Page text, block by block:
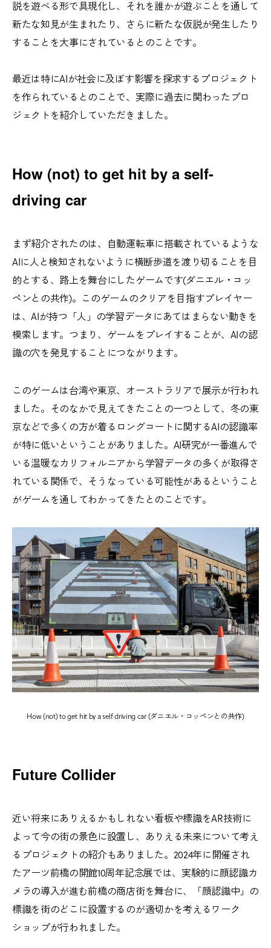
説を遊べる形で具現化し、それを誰かが遊ぶことを通して
新たな知見が生まれたり、さらに新たな仮説が発生したり
することを大事にされているとのことです。
最近は特にAIが社会に及ぼす影響を探求するプロジェクト
を作られているとのことで、実際に過去に関わったプロ
ジェクトを紹介していただきました。
How (not) to get hit by a self-
driving car
まず紹介されたのは、自動運転車に搭載されているような
AIに人と検知されないように横断歩道を渡り切ることを目
的とする、路上を舞台にしたゲームです(ダニエル・コッ
ペンとの共作)。このゲームのクリアを目指すプレイヤー
は、AIが持つ「人」の学習データにあてはまらない動きを
模索します。つまり、ゲームをプレイすることが、AIの認
識の穴を発見することにつながります。
このゲームは台湾や東京、オーストラリアで展示が行われ
ました。そのなかで見えてきたことの一つとして、冬の東
京などで多くの方が着るロングコートに関するAIの認識率
が特に低いということがありました。AI研究が一番進んで
いる温暖なカリフォルニアから学習データの多くが取得さ
れている関係で、そうなっている可能性があるということ
がゲームを通してわかってきたとのことです。
How (not) to get hit by a self driving car (ダニエル・コッペンとの共作)
Future Collider
近い将来にありえるかもしれない看板や標識をAR技術に
よって今の街の景色に設置し、ありえる未来について考え
るプロジェクトの紹介もありました。2024年に開催され
たアーツ前橋の開館10周年記念展では、実験的に顔認識カ
メラの導入が進む前橋の商店街を舞台に、「顔認識中」の
標識を街のどこに設置するのが適切かを考えるワーク
ショップが行われました。